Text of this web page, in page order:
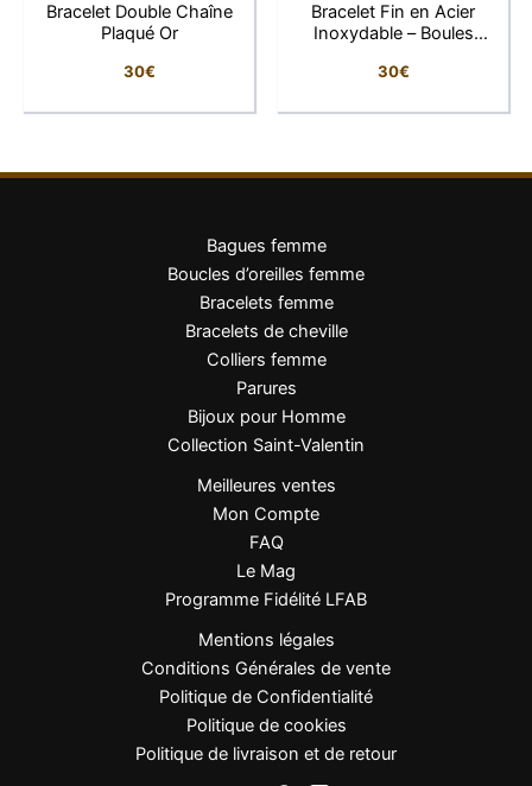
Finition Brillante, effet miroir
Fabrication
joaillière
Léger et confortable au
poignet
Design épuré à deux rangs: une silhouette
graphique et féminine.
finition haut de gamme.
Style intemporel : s’accorde parfaitement à
toutes les tenues, du casual au chic.
Structure ouverte et ajustable
la plupart des poignets.
Résistant et hypoallergénique
un port quotidien sans risque d’irritation.
Cadeau parfait: un bijou raffiné, symbole de
féminité et d’élégance.
Bracelet Double Chaîne
Plaqué Or
30€
Bracelet Fin en Acier
Inoxydable – Boules
30€
Bagues femme
Boucles d’oreilles femme
Bracelets femme
Bracelets de cheville
Colliers femme
Parures
Bijoux pour Homme
Collection Saint-Valentin
Meilleures ventes
Mon Compte
FAQ
Le Mag
Programme Fidélité LFAB
Mentions légales
Conditions Générales de vente
Politique de Confidentialité
Politique de cookies
Politique de livraison et de retour